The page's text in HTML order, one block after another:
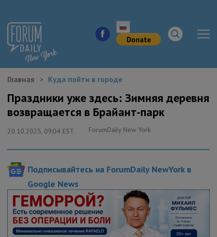
НОВОСТИ ГОРОДА
КУДА ПОЙТИ В ГОРОДЕ
ЗДОРОВЬЕ
ЖИЛЬЕ
ОБРАЗОВАНИЕ
ПОЛЕЗНЫЕ СОВЕТЫ
Главная Куда пойти в городе
Праздники уже здесь: Зимняя деревня
возвращается в Брайант-парк
20.10.2025, 09:04 EST ForumDaily New York
Подписывайтесь на ForumDaily NewYork в
Google News